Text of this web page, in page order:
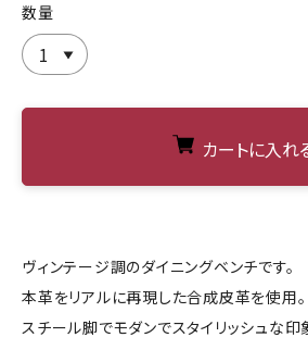
数量
カートに入れ
ヴィンテージ調のダイニングベンチです。
本革をリアルに再現した合成皮革を使用。
スチール脚でモダンでスタイリッシュな印